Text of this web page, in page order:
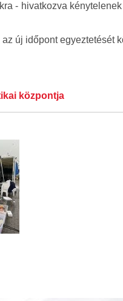
- hivatkozva
új időpont egyeztetését
központja